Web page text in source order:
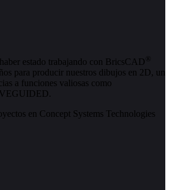
estado trabajando con BricsCAD ®
para producir nuestros dibujos en 2D, un
a funciones valiosas como
en Concept Systems Technologies